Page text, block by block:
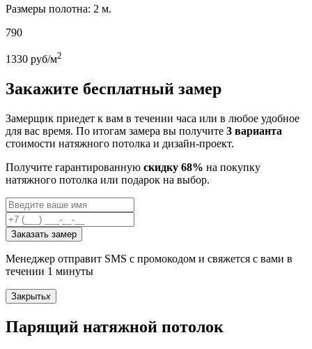
Размеры полотна: 2 м.
790
1330 руб/м2
Закажите бесплатный замер
Замерщик приедет к вам в течении часа или в любое удобное
для вас время. По итогам замера вы получите 3 варианта
стоимости натяжного потолка и дизайн-проект.
Получите гарантированную скидку 68% на покупку
натяжного потолка или подарок на выбор.
Заказать замер
Менеджер отправит SMS с промокодом и свяжется с вами в
течении 1 минуты
Закрытьx
Парящий натяжной потолок